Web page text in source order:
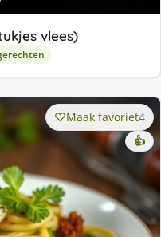
vlees)
Maak favoriet4
👍